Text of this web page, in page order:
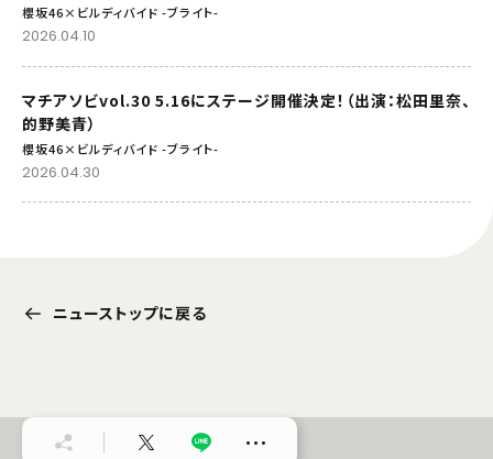
櫻坂46×ビルディバイド -ブライト-
2026.04.10
マチアソビvol.30 5.16にステージ開催決定！（出演：松田里奈、
的野美青）
櫻坂46×ビルディバイド -ブライト-
2026.04.30
ニューストップに戻る
…